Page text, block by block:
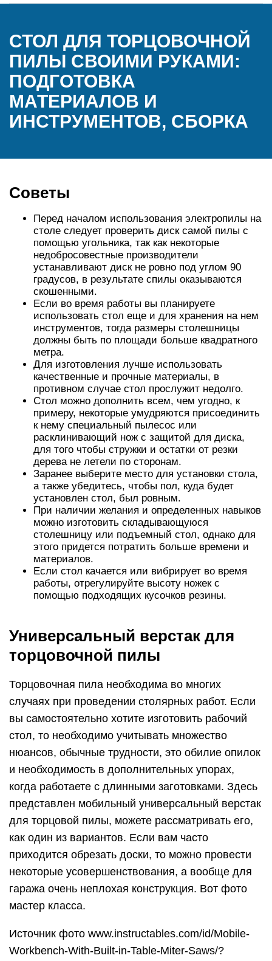
СТОЛ ДЛЯ ТОРЦОВОЧНОЙ
ПИЛЫ СВОИМИ РУКАМИ:
ПОДГОТОВКА
МАТЕРИАЛОВ И
ИНСТРУМЕНТОВ, СБОРКА
Советы
Перед началом использования электропилы на
столе следует проверить диск самой пилы с
помощью угольника, так как некоторые
недобросовестные производители
устанавливают диск не ровно под углом 90
градусов, в результате спилы оказываются
скошенными.
Если во время работы вы планируете
использовать стол еще и для хранения на нем
инструментов, тогда размеры столешницы
должны быть по площади больше квадратного
метра.
Для изготовления лучше использовать
качественные и прочные материалы, в
противном случае стол прослужит недолго.
Стол можно дополнить всем, чем угодно, к
примеру, некоторые умудряются присоединить
к нему специальный пылесос или
расклинивающий нож с защитой для диска,
для того чтобы стружки и остатки от резки
дерева не летели по сторонам.
Заранее выберите место для установки стола,
а также убедитесь, чтобы пол, куда будет
установлен стол, был ровным.
При наличии желания и определенных навыков
можно изготовить складывающуюся
столешницу или подъемный стол, однако для
этого придется потратить больше времени и
материалов.
Если стол качается или вибрирует во время
работы, отрегулируйте высоту ножек с
помощью подходящих кусочков резины.
Универсальный верстак для
торцовочной пилы
Торцовочная пила необходима во многих
случаях при проведении столярных работ. Если
вы самостоятельно хотите изготовить рабочий
стол, то необходимо учитывать множество
нюансов, обычные трудности, это обилие опилок
и необходимость в дополнительных упорах,
когда работаете с длинными заготовками. Здесь
представлен мобильный универсальный верстак
для торцовой пилы, можете рассматривать его,
как один из вариантов. Если вам часто
приходится обрезать доски, то можно провести
некоторые усовершенствования, а вообще для
гаража очень неплохая конструкция. Вот фото
мастер класса.
Источник фото www.instructables.com/id/Mobile-
Workbench-With-Built-in-Table-Miter-Saws/?